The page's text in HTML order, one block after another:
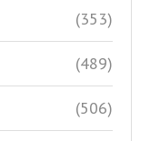
(353)
(489)
(506)